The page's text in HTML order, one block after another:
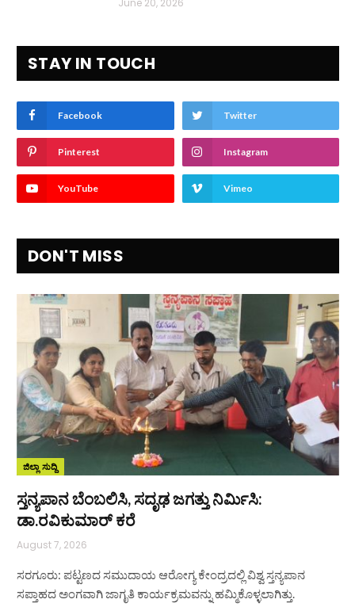
June 20, 2026
STAY IN TOUCH
Facebook Twitter
Pinterest Instagram
YouTube Vimeo
DON'T MISS
ಜಿಲ್ಲಾ ಸುದ್ದಿ
ಸ್ತನ್ಯಪಾನ ಬೆಂಬಲಿಸಿ, ಸದೃಢ ಜಗತ್ತು ನಿರ್ಮಿಸಿ:
ಡಾ.ರವಿಕುಮಾರ್ ಕರೆ
August 7, 2026
ಸರಗೂರು: ಪಟ್ಟಣದ ಸಮುದಾಯ ಆರೋಗ್ಯ ಕೇಂದ್ರದಲ್ಲಿ ವಿಶ್ವ ಸ್ತನ್ಯಪಾನ
ಸಪ್ತಾಹದ ಅಂಗವಾಗಿ ಜಾಗೃತಿ ಕಾರ್ಯಕ್ರಮವನ್ನು ಹಮ್ಮಿಕೊಳ್ಳಲಾಗಿತ್ತು.